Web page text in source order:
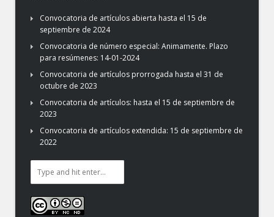
Convocatoria de artículos abierta hasta el 15 de
septiembre de 2024
Convocatoria de número especial: Animamente. Plazo
para resúmenes: 14-01-2024
Convocatoria de artículos prorrogada hasta el 31 de
octubre de 2023
Convocatoria de artículos: hasta el 15 de septiembre de
2023
Convocatoria de artículos extendida: 15 de septiembre de
2022